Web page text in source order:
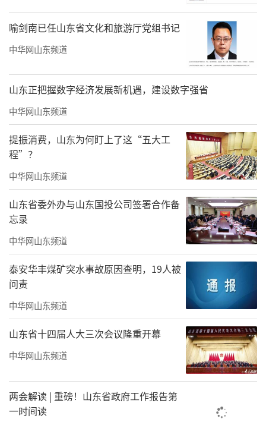
所；烟台绿地德迈·珑璟台营销团队趁节日期
间对老业主进行微信、电话拜年，并邀请到访
美好生活服务中心，赢得客户信赖……此外，
济宁、青岛、滨州、淄博等项目也积极开展丰
富多彩的案场活动，慰问新老业主并送上新年
贺礼，用奋斗和实干点亮新春佳节！
喻剑南已任山东省文化和旅游厅党组书记
中华网山东频道
山东正把握数字经济发展新机遇，建设数字强省
中华网山东频道
提振消费，山东为何盯上了这“五大工
程”？
中华网山东频道
山东省委外办与山东国投公司签署合作备
忘录
中华网山东频道
泰安华丰煤矿突水事故原因查明，19人被
问责
中华网山东频道
山东省十四届人大三次会议隆重开幕
中华网山东频道
两会解读 | 重磅！山东省政府工作报告第
一时间读